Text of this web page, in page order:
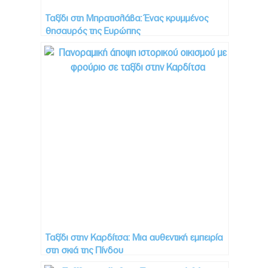
Ταξίδι στη Μπρατισλάβα: Ένας κρυμμένος
θησαυρός της Ευρώπης
Ταξίδι στην Καρδίτσα: Μια αυθεντική εμπειρία
στη σκιά της Πίνδου